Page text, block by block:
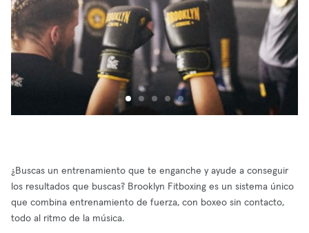
¿Buscas un entrenamiento que te enganche y ayude a conseguir
los resultados que buscas? Brooklyn Fitboxing es un sistema único
que combina entrenamiento de fuerza, con boxeo sin contacto,
todo al ritmo de la música.